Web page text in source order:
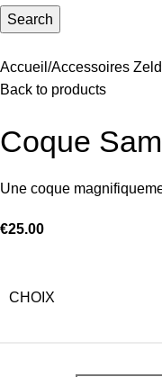
Search
Accueil Accessoires
Back to products
Coque
Une coque
€25.00
CHOIX